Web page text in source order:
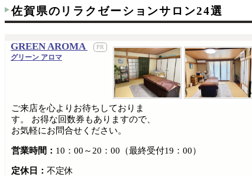
佐賀県のリラクゼーションサロン24選
GREEN AROMA
グリーン アロマ
ご来店を心よりお待ちしておりま
す。 お得な回数券もありますので、
お気軽にお問合せください。
営業時間： 10：00～20：00（最終受付19：00）
定休日： 不定休